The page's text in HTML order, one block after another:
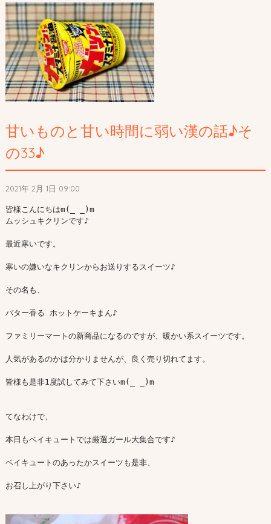
甘いものと甘い時間に弱い漢の話♪そ
の33♪
2021年 2月 1日 09:00
皆様こんにちはm(_ _)m
ムッシュキクリンです♪
最近寒いです。
寒いの嫌いなキクリンからお送りするスイーツ♪
その名も、
バター香る ホットケーキまん♪
ファミリーマートの新商品になるのですが、暖かい系スイーツです。
人気があるのかは分かりませんが、良く売り切れてます。
皆様も是非1度試してみて下さいm(_ _)m
てなわけで、
本日もベイキュートでは厳選ガール大集合です♪
ベイキュートのあったかスイーツも是非、
お召し上がり下さい♪